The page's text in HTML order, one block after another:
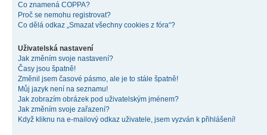
Co znamená COPPA?
Proč se nemohu registrovat?
Co dělá odkaz „Smazat všechny cookies z fóra“?
Uživatelská nastavení
Jak změním svoje nastavení?
Časy jsou špatně!
Změnil jsem časové pásmo, ale je to stále špatně!
Můj jazyk není na seznamu!
Jak zobrazím obrázek pod uživatelským jménem?
Jak změním svoje zařazení?
Když kliknu na e-mailový odkaz uživatele, jsem vyzván k přihlášení!